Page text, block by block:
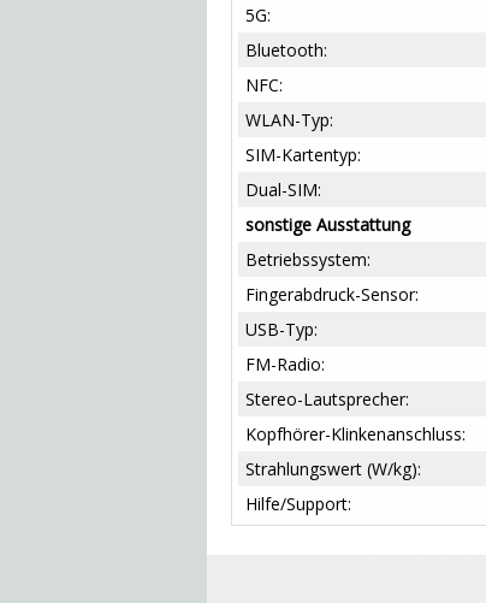
5G:
Bluetooth:
NFC:
WLAN-Typ:
SIM-Kartentyp:
Dual-SIM:
sonstige Ausstattung
Betriebssystem:
Fingerabdruck-Sensor:
USB-Typ:
FM-Radio:
Stereo-Lautsprecher:
Kopfhörer-Klinkenanschluss:
Strahlungswert (W/kg):
Hilfe/Support: